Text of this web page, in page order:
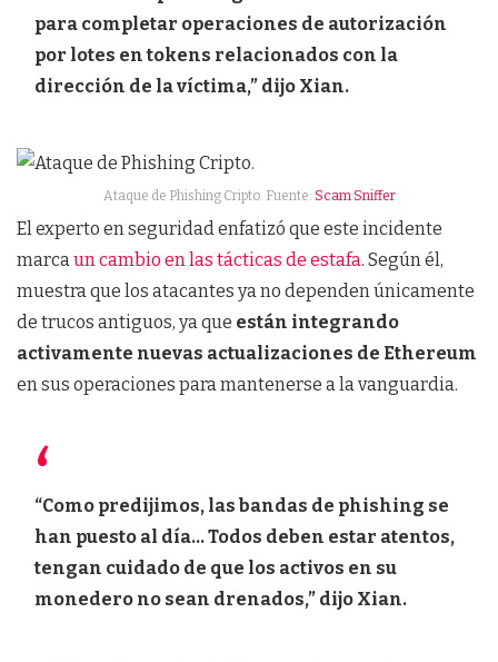
para completar operaciones de autorización
por lotes en tokens relacionados con la
dirección de la víctima,” dijo Xian.
Ataque de Phishing Cripto. Fuente: Scam Sniffer
El experto en seguridad enfatizó que este incidente
marca un cambio en las tácticas de estafa. Según él,
muestra que los atacantes ya no dependen únicamente
de trucos antiguos, ya que están integrando
activamente nuevas actualizaciones de Ethereum
en sus operaciones para mantenerse a la vanguardia.
“Como predijimos, las bandas de phishing se
han puesto al día… Todos deben estar atentos,
tengan cuidado de que los activos en su
monedero no sean drenados,” dijo Xian.